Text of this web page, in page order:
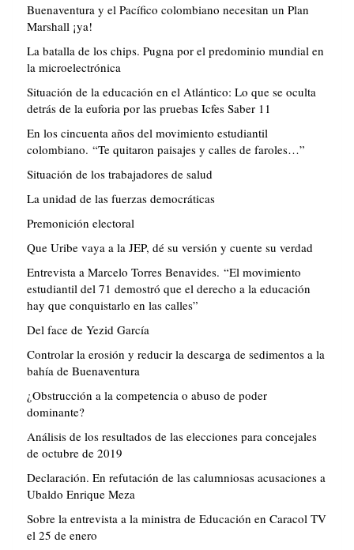
Buenaventura y el Pacífico colombiano necesitan un Plan
Marshall ¡ya!
La batalla de los chips. Pugna por el predominio mundial en
la microelectrónica
Situación de la educación en el Atlántico: Lo que se oculta
detrás de la euforia por las pruebas Icfes Saber 11
En los cincuenta años del movimiento estudiantil
colombiano. “Te quitaron paisajes y calles de faroles…”
Situación de los trabajadores de salud
La unidad de las fuerzas democráticas
Premonición electoral
Que Uribe vaya a la JEP, dé su versión y cuente su verdad
Entrevista a Marcelo Torres Benavides. “El movimiento
estudiantil del 71 demostró que el derecho a la educación
hay que conquistarlo en las calles”
Del face de Yezid García
Controlar la erosión y reducir la descarga de sedimentos a la
bahía de Buenaventura
¿Obstrucción a la competencia o abuso de poder
dominante?
Análisis de los resultados de las elecciones para concejales
de octubre de 2019
Declaración. En refutación de las calumniosas acusaciones a
Ubaldo Enrique Meza
Sobre la entrevista a la ministra de Educación en Caracol TV
el 25 de enero